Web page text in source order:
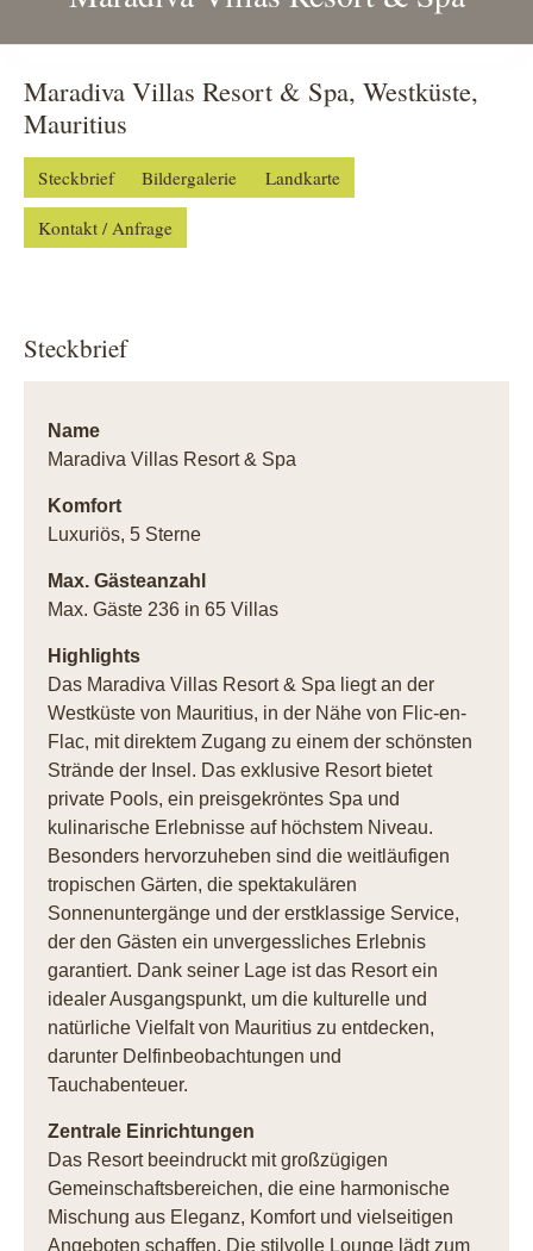
Maradiva Villas Resort & Spa, Westküste,
Mauritius
Steckbrief Bildergalerie Landkarte
Kontakt / Anfrage
Steckbrief
Name
Maradiva Villas Resort & Spa
Komfort
Luxuriös, 5 Sterne
Max. Gästeanzahl
Max. Gäste 236 in 65 Villas
Highlights
Das Maradiva Villas Resort & Spa liegt an der
Westküste von Mauritius, in der Nähe von Flic-en-
Flac, mit direktem Zugang zu einem der schönsten
Strände der Insel. Das exklusive Resort bietet
private Pools, ein preisgekröntes Spa und
kulinarische Erlebnisse auf höchstem Niveau.
Besonders hervorzuheben sind die weitläufigen
tropischen Gärten, die spektakulären
Sonnenuntergänge und der erstklassige Service,
der den Gästen ein unvergessliches Erlebnis
garantiert. Dank seiner Lage ist das Resort ein
idealer Ausgangspunkt, um die kulturelle und
natürliche Vielfalt von Mauritius zu entdecken,
darunter Delfinbeobachtungen und
Tauchabenteuer.
Zentrale Einrichtungen
Das Resort beeindruckt mit großzügigen
Gemeinschaftsbereichen, die eine harmonische
Mischung aus Eleganz, Komfort und vielseitigen
Angeboten schaffen. Die stilvolle Lounge lädt zum